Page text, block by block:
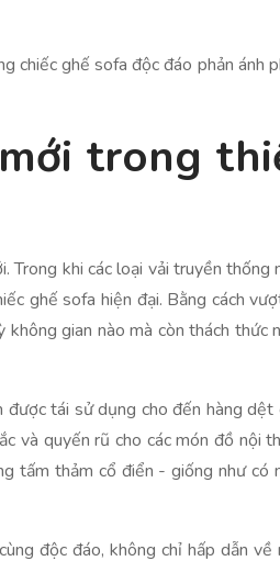
ghế sofa độc đáo phản ánh
trong
khi các loại vải truyền thống
ghế sofa hiện đại. Bằng cách
gian nào mà còn thách thức
tái sử dụng cho đến hàng
và quyến rũ cho các món đồ nội
tấm thảm cổ điển - giống như
độc đáo, không chỉ hấp dẫn về